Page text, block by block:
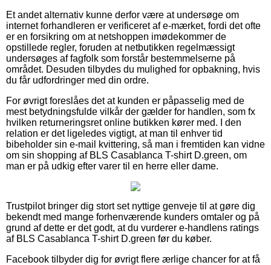
Et andet alternativ kunne derfor være at undersøge om
internet forhandleren er verificeret af e-mærket, fordi det ofte
er en forsikring om at netshoppen imødekommer de
opstillede regler, foruden at netbutikken regelmæssigt
undersøges af fagfolk som forstår bestemmelserne på
området. Desuden tilbydes du mulighed for opbakning, hvis
du får udfordringer med din ordre.
For øvrigt foreslåes det at kunden er påpasselig med de
mest betydningsfulde vilkår der gælder for handlen, som fx
hvilken returneringsret online butikken kører med. I den
relation er det ligeledes vigtigt, at man til enhver tid
bibeholder sin e-mail kvittering, så man i fremtiden kan vidne
om sin shopping af BLS Casablanca T-shirt D.green, om
man er på udkig efter varer til en herre eller dame.
Trustpilot bringer dig stort set nyttige genveje til at gøre dig
bekendt med mange forhenværende kunders omtaler og på
grund af dette er det godt, at du vurderer e-handlens ratings
af BLS Casablanca T-shirt D.green før du køber.
Facebook tilbyder dig for øvrigt flere ærlige chancer for at få